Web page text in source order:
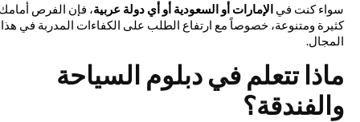
سواء كنت فيالإمارات أو السعودية أو أي دولة عربية، فإن الفرص أمامك
كثيرة ومتنوعة، خصوصاً مع ارتفاع الطلب على الكفاءات المدربة في هذا
المجال.
ماذا تتعلم في دبلوم السياحة
والفندقة؟